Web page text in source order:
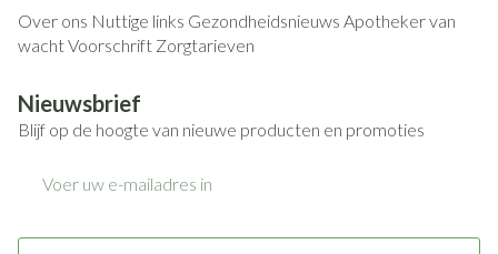
Over ons Nuttige links Gezondheidsnieuws Apotheker van
wachtVoorschrift Zorgtarieven
Nieuwsbrief
Blijf op de hoogte van nieuwe producten en promoties